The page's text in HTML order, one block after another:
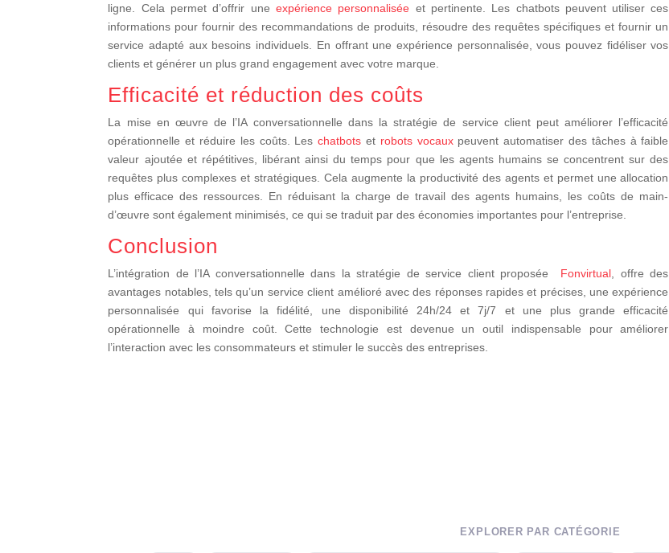
ligne. Cela permet d’offrir une expérience personnalisée et pertinente. Les chatbots peuvent utiliser ces
informations pour fournir des recommandations de produits, résoudre des requêtes spécifiques et fournir un
service adapté aux besoins individuels. En offrant une expérience personnalisée, vous pouvez fidéliser vos
clients et générer un plus grand engagement avec votre marque.
Efficacité et réduction des coûts
La mise en œuvre de l’IA conversationnelle dans la stratégie de service client peut améliorer l’efficacité
opérationnelle et réduire les coûts. Leschatbots et robots vocauxpeuvent automatiser des tâches à faible
valeur ajoutée et répétitives, libérant ainsi du temps pour que les agents humains se concentrent sur des
requêtes plus complexes et stratégiques. Cela augmente la productivité des agents et permet une allocation
plus efficace des ressources. En réduisant la charge de travail des agents humains, les coûts de main-
d’œuvre sont également minimisés, ce qui se traduit par des économies importantes pour l’entreprise.
Conclusion
L’intégration de l’IA conversationnelle dans la stratégie de service client proposée Fonvirtual , offre des
avantages notables, tels qu’un service client amélioré avec des réponses rapides et précises, une expérience
personnalisée qui favorise la fidélité, une disponibilité 24h/24 et 7j/7 et une plus grande efficacité
opérationnelle à moindre coût. Cette technologie est devenue un outil indispensable pour améliorer
l’interaction avec les consommateurs et stimuler le succès des entreprises.
EXPLORER PAR CATÉGORIE